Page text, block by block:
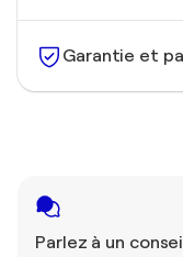
Garantie et
Parlez à un